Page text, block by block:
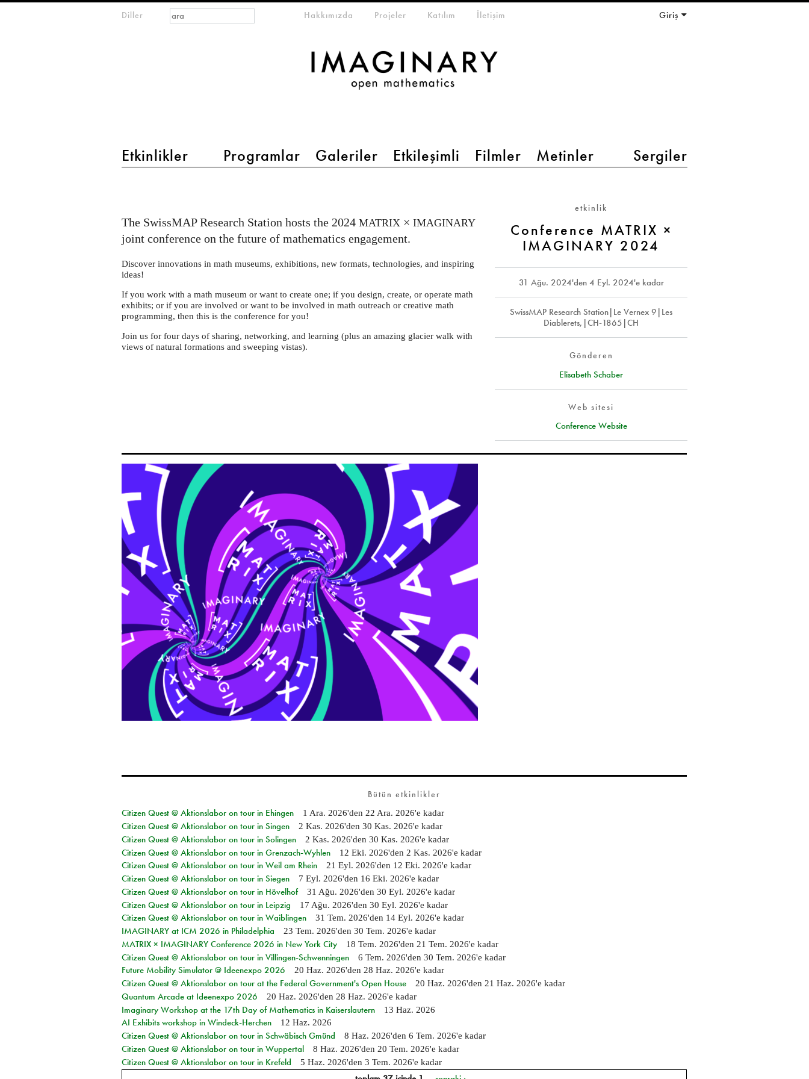
Diller
main menu 2
Etkinlikler Programlar Galeriler Etkileşimli Filmler Metinler Sergiler
meta-menuHakkımızda Projeler Katılım İletişim Giriş
Arama formu
Ara
×
IMAGINARY
etkinlik
Conference MATRIX ×
IMAGINARY 2024
31 Ağu. 2024'den 4 Eyl. 2024'e kadar
SwissMAP Research Station|Le Vernex 9|Les
Diablerets,|CH-1865|CH
Gönderen
Elisabeth Schaber
Web sitesi
Conference Website
The SwissMAP Research Station hosts the 2024MATRIX ×IMAGINARY
joint conference on the future of mathematics engagement.
Discover innovations in math museums, exhibitions, new formats, technologies, and inspiring
ideas!
If you work with a math museum or want to create one; if you design, create, or operate math
exhibits; or if you are involved or want to be involved in math outreach or creative math
programming, then this is the conference for you!
Join us for four days of sharing, networking, and learning (plus an amazing glacier walk with
views of natural formations and sweeping vistas).
Bütün etkinlikler
Citizen Quest @ Aktionslabor on tour in Ehingen
1 Ara. 2026'den 22 Ara. 2026'e kadar
Citizen Quest @ Aktionslabor on tour in Singen 2 Kas. 2026'den 30 Kas. 2026'e kadar
Citizen Quest @ Aktionslabor on tour in Solingen 2 Kas. 2026'den 30 Kas. 2026'e kadar
Citizen Quest @ Aktionslabor on tour in Grenzach-Wyhlen 12 Eki. 2026'den 2 Kas. 2026'e kadar
Citizen Quest @ Aktionslabor on tour in Weil am Rhein 21 Eyl. 2026'den 12 Eki. 2026'e kadar
Citizen Quest @ Aktionslabor on tour in Siegen 7 Eyl. 2026'den 16 Eki. 2026'e kadar
Citizen Quest @ Aktionslabor on tour in Hövelhof 31 Ağu. 2026'den 30 Eyl. 2026'e kadar
Citizen Quest @ Aktionslabor on tour in Leipzig 17 Ağu. 2026'den 30 Eyl. 2026'e kadar
Citizen Quest @ Aktionslabor on tour in Waiblingen 31 Tem. 2026'den 14 Eyl. 2026'e kadar
IMAGINARY at ICM 2026 in Philadelphia 23 Tem. 2026'den 30 Tem. 2026'e kadar
MATRIX × IMAGINARY Conference 2026 in New York City 18 Tem. 2026'den 21 Tem. 2026'e kadar
Citizen Quest @ Aktionslabor on tour in Villingen-Schwenningen 6 Tem. 2026'den 30 Tem. 2026'e kadar
Future Mobility Simulator @ Ideenexpo 2026 20 Haz. 2026'den 28 Haz. 2026'e kadar
Citizen Quest @ Aktionslabor on tour at the Federal Government's Open House 20 Haz. 2026'den 21 Haz. 2026'e kadar
Quantum Arcade at Ideenexpo 2026 20 Haz. 2026'den 28 Haz. 2026'e kadar
Imaginary Workshop at the 17th Day of Mathematics in Kaiserslautern 13 Haz. 2026
AI Exhibits workshop in Windeck-Herchen 12 Haz. 2026
Citizen Quest @ Aktionslabor on tour in Schwäbisch Gmünd 8 Haz. 2026'den 6 Tem. 2026'e kadar
Citizen Quest @ Aktionslabor on tour in Wuppertal 8 Haz. 2026'den 20 Tem. 2026'e kadar
Citizen Quest @ Aktionslabor on tour in Krefeld 5 Haz. 2026'den 3 Tem. 2026'e kadar